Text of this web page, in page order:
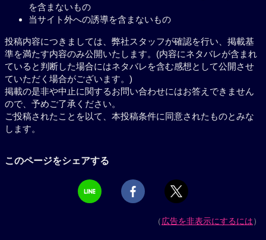
を含まないもの
当サイト外への誘導を含まないもの
投稿内容につきましては、弊社スタッフが確認を行い、掲載基
準を満たす内容のみ公開いたします。(内容にネタバレが含まれ
ていると判断した場合にはネタバレを含む感想として公開させ
ていただく場合がございます。)
掲載の是非や中止に関するお問い合わせにはお答えできません
ので、予めご了承ください。
ご投稿されたことを以て、本投稿条件に同意されたものとみな
します。
このページをシェアする
（広告を非表示にするには）